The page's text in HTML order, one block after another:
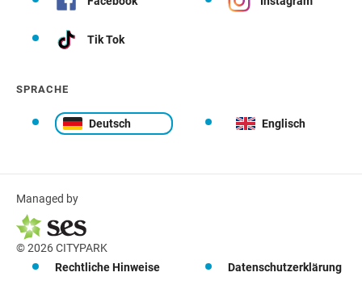
Tik Tok
SPRACHE
Deutsch Englisch
Managed by
© 2026 CITYPARK
Rechtliche Hinweise
Datenschutzerklärung